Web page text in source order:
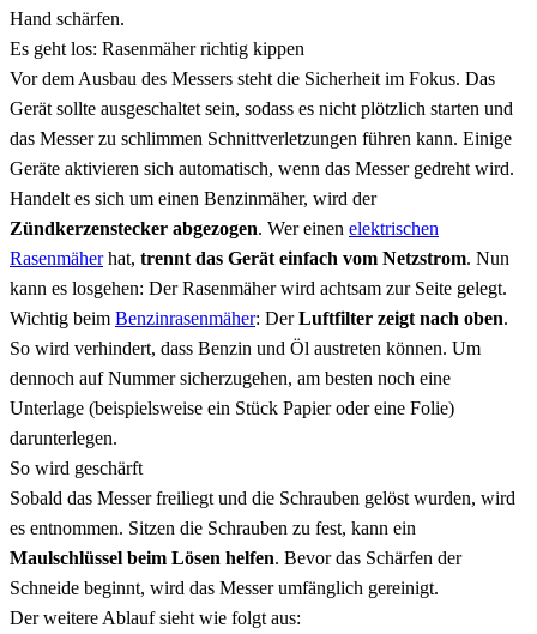
Hand schärfen.
Es geht los: Rasenmäher richtig kippen
Vor dem Ausbau des Messers steht die Sicherheit im Fokus. Das
Gerät sollte ausgeschaltet sein, sodass es nicht plötzlich starten und
das Messer zu schlimmen Schnittverletzungen führen kann. Einige
Geräte aktivieren sich automatisch, wenn das Messer gedreht wird.
Handelt es sich um einen Benzinmäher, wird der
Zündkerzenstecker abgezogen. Wer einen elektrischen
Rasenmäherhat, trennt das Gerät einfach vom Netzstrom. Nun
kann es losgehen: Der Rasenmäher wird achtsam zur Seite gelegt.
Wichtig beim Benzinrasenmäher: DerLuftfilter zeigt nach oben.
So wird verhindert, dass Benzin und Öl austreten können. Um
dennoch auf Nummer sicherzugehen, am besten noch eine
Unterlage (beispielsweise ein Stück Papier oder eine Folie)
darunterlegen.
So wird geschärft
Sobald das Messer freiliegt und die Schrauben gelöst wurden, wird
es entnommen. Sitzen die Schrauben zu fest, kann ein
Maulschlüssel beim Lösen helfen. Bevor das Schärfen der
Schneide beginnt, wird das Messer umfänglich gereinigt.
Der weitere Ablauf sieht wie folgt aus: